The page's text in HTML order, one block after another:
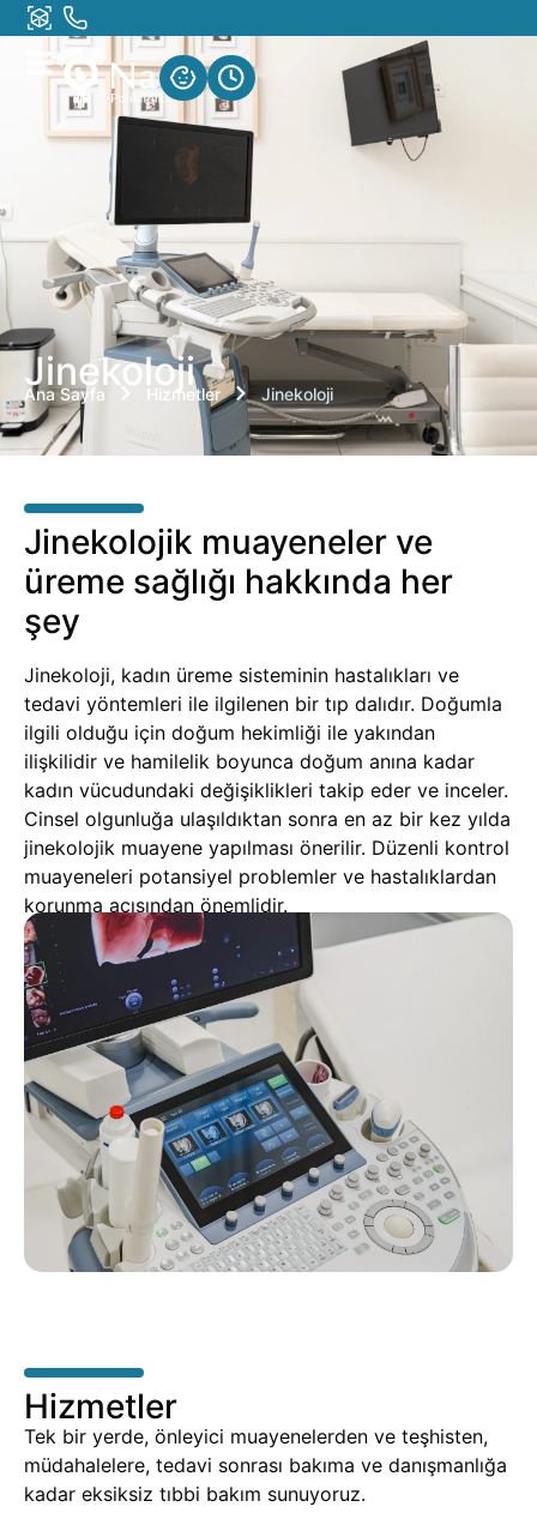
Jinekoloji
Ana Sayfa Hizmetler Jinekoloji
Jinekolojik muayeneler ve
üreme sağlığı hakkında her
şey
Jinekoloji, kadın üreme sisteminin hastalıkları ve
tedavi yöntemleri ile ilgilenen bir tıp dalıdır. Doğumla
ilgili olduğu için doğum hekimliği ile yakından
ilişkilidir ve hamilelik boyunca doğum anına kadar
kadın vücudundaki değişiklikleri takip eder ve inceler.
Cinsel olgunluğa ulaşıldıktan sonra en az bir kez yılda
jinekolojik muayene yapılması önerilir. Düzenli kontrol
muayeneleri potansiyel problemler ve hastalıklardan
korunma açısından önemlidir.
Hizmetler
Tek bir yerde, önleyici muayenelerden ve teşhisten,
müdahalelere, tedavi sonrası bakıma ve danışmanlığa
kadar eksiksiz tıbbi bakım sunuyoruz.